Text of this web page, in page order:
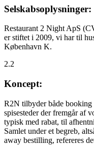
Selskabsoplysninger:
Restaurant 2 Night ApS
er stiftet i 2009, vi har til
København K.
2.2
Koncept:
R2N tilbyder både booking
spisesteder der fremgår af
typisk med rabat, til
Samlet under et begreb,
away bestilling, refereres